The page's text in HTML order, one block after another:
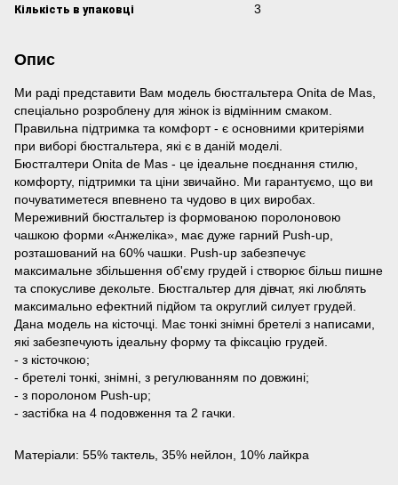
Кількість в упаковці 3
Опис
Ми раді представити Вам модель бюстгальтера Onita de Mas,
спеціально розроблену для жінок із відмінним смаком.
Правильна підтримка та комфорт - є основними критеріями
при виборі бюстгальтера, які є в даній моделі.
Бюстгалтери Onita de Mas - це ідеальне поєднання стилю,
комфорту, підтримки та ціни звичайно. Ми гарантуємо, що ви
почуватиметеся впевнено та чудово в цих виробах.
Мереживний бюстгальтер із формованою поролоновою
чашкою форми «Анжеліка», має дуже гарний Push-up,
розташований на 60% чашки. Push-up забезпечує
максимальне збільшення об'єму грудей і створює більш пишне
та спокусливе декольте. Бюстгальтер для дівчат, які люблять
максимально ефектний підйом та округлий силует грудей.
Дана модель на кісточці. Має тонкі знімні бретелі з написами,
які забезпечують ідеальну форму та фіксацію грудей.
- з кісточкою;
- бретелі тонкі, знімні, з регулюванням по довжині;
- з поролоном Push-up;
- застібка на 4 подовження та 2 гачки.
Матеріали: 55% тактель, 35% нейлон, 10% лайкра